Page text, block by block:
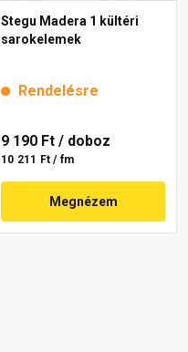
Stegu Madera 1 kültéri
sarokelemek
Rendelésre
9 190 Ft / doboz
10 211 Ft / fm
Megnézem